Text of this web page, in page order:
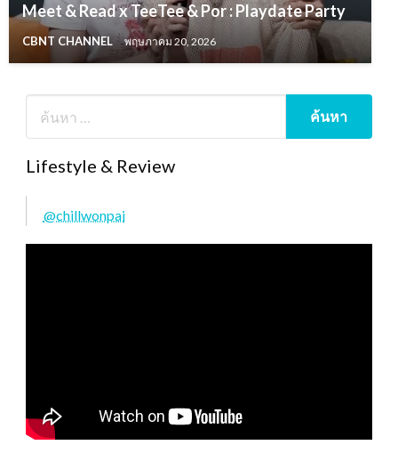
Meet & Read x TeeTee & Por : Playdate Party
CBNT CHANNEL พฤษภาคม 20, 2026
Lifestyle & Review
@chillwonpai